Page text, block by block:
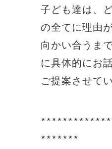
子ども達は、
の全てに理由
向かい合うま
に具体的にお
ご提案させて
∗∗∗∗∗∗∗